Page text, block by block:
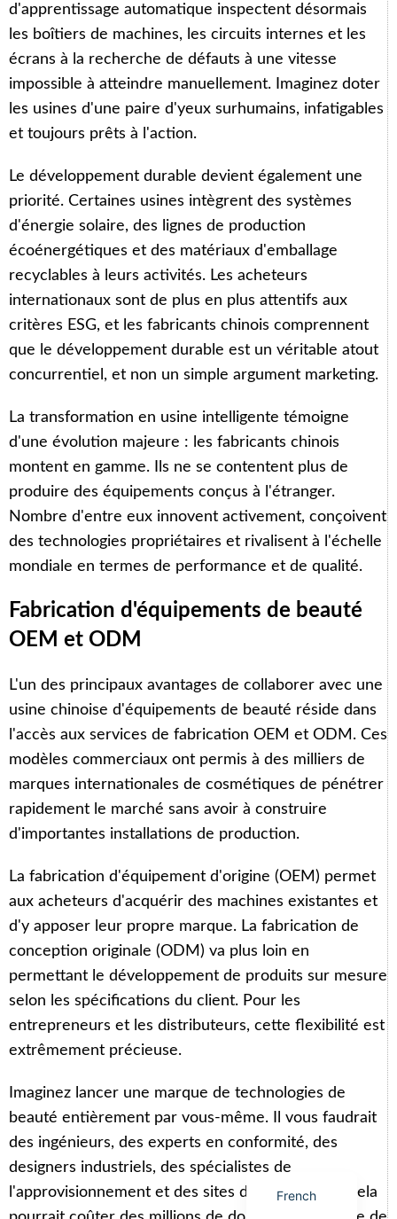
d'apprentissage automatique inspectent désormais
les boîtiers de machines, les circuits internes et les
écrans à la recherche de défauts à une vitesse
impossible à atteindre manuellement. Imaginez doter
les usines d'une paire d'yeux surhumains, infatigables
et toujours prêts à l'action.
Le développement durable devient également une
priorité. Certaines usines intègrent des systèmes
d'énergie solaire, des lignes de production
écoénergétiques et des matériaux d'emballage
recyclables à leurs activités. Les acheteurs
internationaux sont de plus en plus attentifs aux
critères ESG, et les fabricants chinois comprennent
que le développement durable est un véritable atout
concurrentiel, et non un simple argument marketing.
La transformation en usine intelligente témoigne
d'une évolution majeure : les fabricants chinois
montent en gamme. Ils ne se contentent plus de
produire des équipements conçus à l'étranger.
Nombre d'entre eux innovent activement, conçoivent
des technologies propriétaires et rivalisent à l'échelle
mondiale en termes de performance et de qualité.
Fabrication d'équipements de beauté
OEM et ODM
L'un des principaux avantages de collaborer avec une
usine chinoise d'équipements de beauté réside dans
l'accès aux services de fabrication OEM et ODM. Ces
modèles commerciaux ont permis à des milliers de
marques internationales de cosmétiques de pénétrer
rapidement le marché sans avoir à construire
d'importantes installations de production.
La fabrication d'équipement d'origine (OEM) permet
aux acheteurs d'acquérir des machines existantes et
d'y apposer leur propre marque. La fabrication de
conception originale (ODM) va plus loin en
permettant le développement de produits sur mesure
selon les spécifications du client. Pour les
entrepreneurs et les distributeurs, cette flexibilité est
extrêmement précieuse.
Imaginez lancer une marque de technologies de
beauté entièrement par vous-même. Il vous faudrait
des ingénieurs, des experts en conformité, des
designers industriels, des spécialistes de
l'approvisionnement et des sites de production. Cela
French
English
Spanish
Russian
German
Korean
Arabic